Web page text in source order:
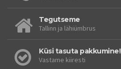
Tegutseme
Tallinn ja lähiümbrus
Küsi tasuta pakkumine!
Vastame kiiresti